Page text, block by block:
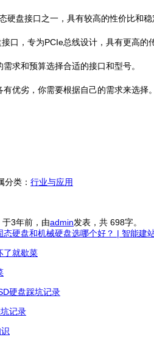
硬盘接口之一，具有较高的性价比和
口，专为PCIe总线设计，具有更高
求和预算选择合适的接口和型号。
优劣，你需要根据自己的需求来选
类： 行业与应用
3年前，由admin发表，共 698字。
态硬盘和机械硬盘选哪个好？ | 智能建
记录